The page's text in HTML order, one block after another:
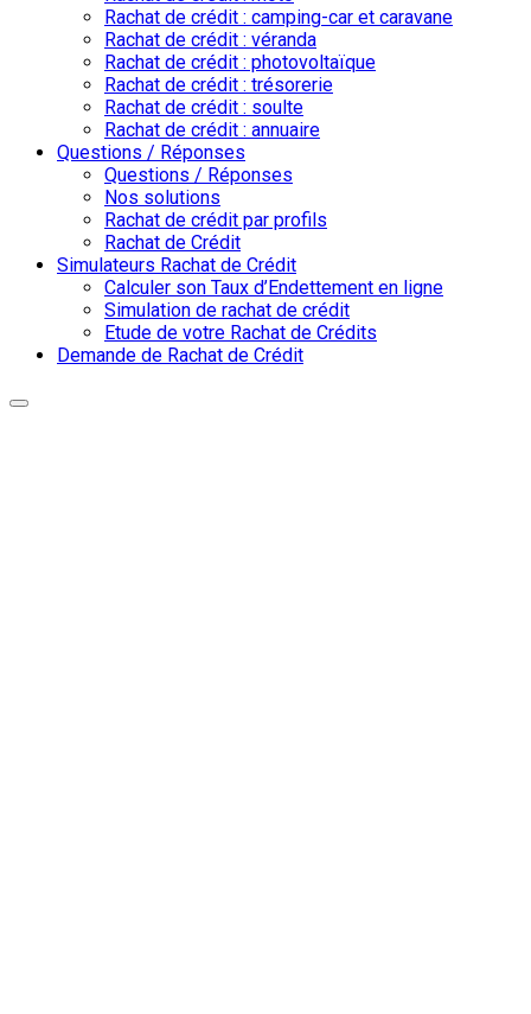
Rachat de crédit : camping-car et caravane
Rachat de crédit : véranda
Rachat de crédit : photovoltaïque
Rachat de crédit : trésorerie
Rachat de crédit : soulte
Rachat de crédit : annuaire
Questions / Réponses
Questions / Réponses
Nos solutions
Rachat de crédit par profils
Rachat de Crédit
Simulateurs Rachat de Crédit
Calculer son Taux d’Endettement en ligne
Simulation de rachat de crédit
Etude de votre Rachat de Crédits
Demande de Rachat de Crédit